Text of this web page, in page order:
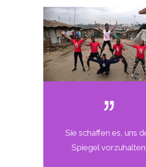
Sie schaffen es, uns
Spiegel vorzuhalten.